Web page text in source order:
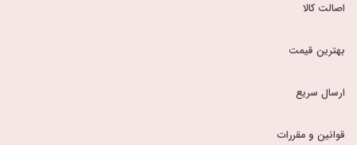
اصالت کالا
بهترین قیمت
ارسال سریع
قوانین و مقررات